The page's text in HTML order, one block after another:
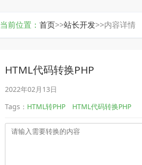
当前位置： 首页>>站长开发>>内容详情
HTML代码转换PHP
2022年02月13日
Tags： HTML转PHP HTML代码转换PHP